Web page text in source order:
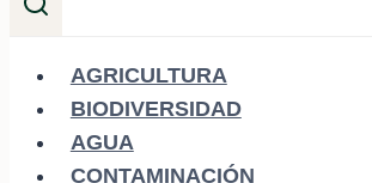
AGRICULTURA
BIODIVERSIDAD
AGUA
CONTAMINACIÓN